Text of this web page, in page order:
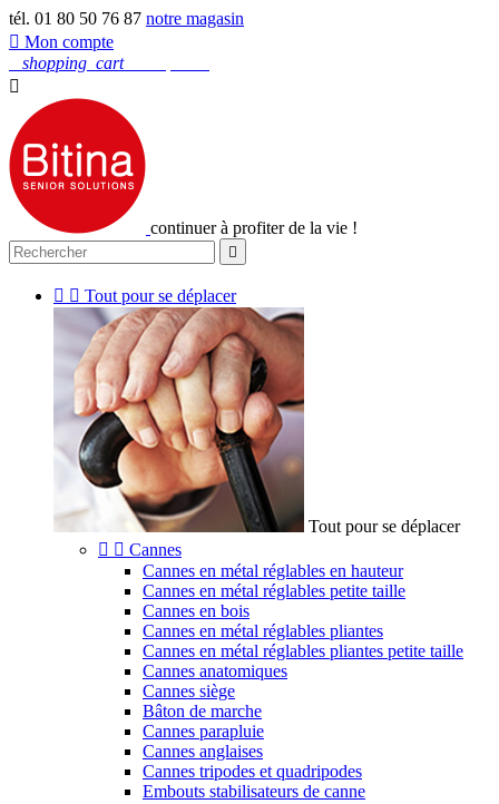
tél. 01 80 50 76 87 notre magasin
 Mon compte
shopping_cart

continuer à profiter de la vie !

  Tout pour se déplacer
Tout pour se déplacer
  Cannes
Cannes en métal réglables en hauteur
Cannes en métal réglables petite taille
Cannes en bois
Cannes en métal réglables pliantes
Cannes en métal réglables pliantes petite taille
Cannes anatomiques
Cannes siège
Bâton de marche
Cannes parapluie
Cannes anglaises
Cannes tripodes et quadripodes
Embouts stabilisateurs de canne